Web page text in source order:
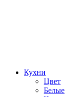
Кухни
Цвет
Белые